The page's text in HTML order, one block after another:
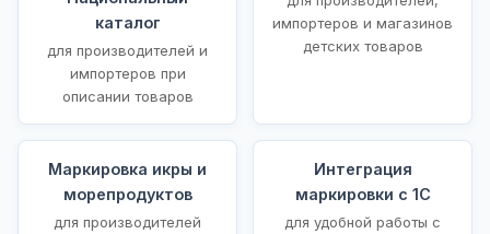
каталог
для производителей и
импортеров при
описании товаров
импортеров и магазинов
детских товаров
Маркировка икры и
морепродуктов
для производителей
Интеграция
маркировки с 1С
для удобной работы с